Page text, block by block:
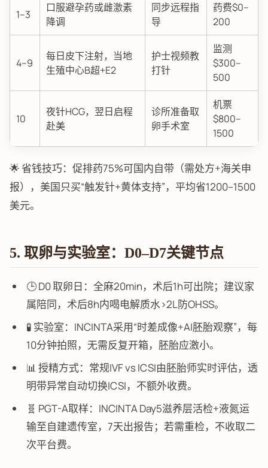
1–3
口服避孕药或雌激素
降调
同步远程指
导
药费$0–
200
4–9
每日皮下注射，当地
生殖中心B超+E2
护士视频教
打针
监测
$300–
500
10
夜针HCG，翌日启程
赴美
诊所准备取
卵手术室
机票
$800–
1500
🌟 省钱技巧：促排药75%可国内自带（需处方+海关申
报），美国只买“触发针+黄体支持”，平均省1200–1500
美元。
5. 取卵与实验室：D0–D7关键节点
🕒 D0 取卵日：全麻20min，术后1h可出院；建议家
属陪同，术后8h内喝电解质水>2L防OHSS。
🧪 实验室：INCINTA采用“时差成像+AI胚胎观察”，每
10分钟拍照，无需反复开箱，胚胎应激小。
📊 授精方式：常规IVF vs ICSI由胚胎师实时评估，透
明带异常自动切换ICSI，不额外收费。
🧬 PGT-A取样：INCINTA Day5滋养层活检+液氮运
输至自建遗传室，7天出报告；若需重检，不收取二
次平台费。